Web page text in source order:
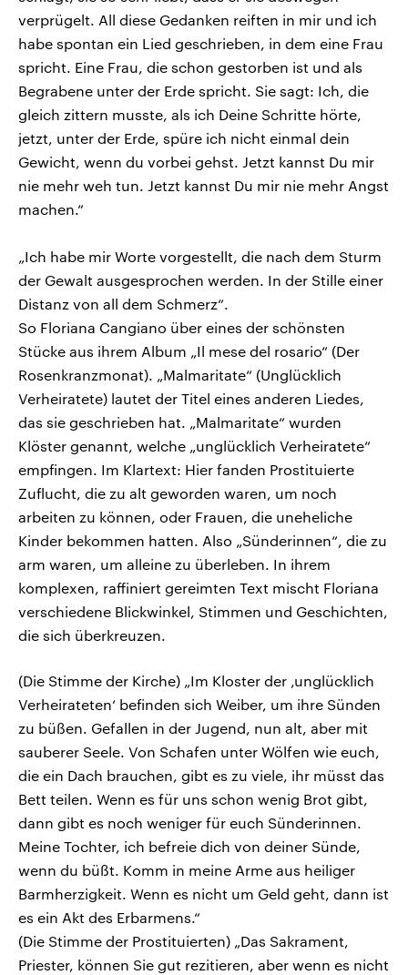
verprügelt. All diese Gedanken reiften in mir und ich
habe spontan ein Lied geschrieben, in dem eine Frau
spricht. Eine Frau, die schon gestorben ist und als
Begrabene unter der Erde spricht. Sie sagt: Ich, die
gleich zittern musste, als ich Deine Schritte hörte,
jetzt, unter der Erde, spüre ich nicht einmal dein
Gewicht, wenn du vorbei gehst. Jetzt kannst Du mir
nie mehr weh tun. Jetzt kannst Du mir nie mehr Angst
machen.“
„Ich habe mir Worte vorgestellt, die nach dem Sturm
der Gewalt ausgesprochen werden. In der Stille einer
Distanz von all dem Schmerz“.
So Floriana Cangiano über eines der schönsten
Stücke aus ihrem Album „Il mese del rosario“ (Der
Rosenkranzmonat). „Malmaritate“ (Unglücklich
Verheiratete) lautet der Titel eines anderen Liedes,
das sie geschrieben hat. „Malmaritate“ wurden
Klöster genannt, welche „unglücklich Verheiratete“
empfingen. Im Klartext: Hier fanden Prostituierte
Zuflucht, die zu alt geworden waren, um noch
arbeiten zu können, oder Frauen, die uneheliche
Kinder bekommen hatten. Also „Sünderinnen“, die zu
arm waren, um alleine zu überleben. In ihrem
komplexen, raffiniert gereimten Text mischt Floriana
verschiedene Blickwinkel, Stimmen und Geschichten,
die sich überkreuzen.
(Die Stimme der Kirche) „Im Kloster der ‚unglücklich
Verheirateten‘ befinden sich Weiber, um ihre Sünden
zu büßen. Gefallen in der Jugend, nun alt, aber mit
sauberer Seele. Von Schafen unter Wölfen wie euch,
die ein Dach brauchen, gibt es zu viele, ihr müsst das
Bett teilen. Wenn es für uns schon wenig Brot gibt,
dann gibt es noch weniger für euch Sünderinnen.
Meine Tochter, ich befreie dich von deiner Sünde,
wenn du büßt. Komm in meine Arme aus heiliger
Barmherzigkeit. Wenn es nicht um Geld geht, dann ist
es ein Akt des Erbarmens.“
(Die Stimme der Prostituierten) „Das Sakrament,
Priester, können Sie gut rezitieren, aber wenn es nicht